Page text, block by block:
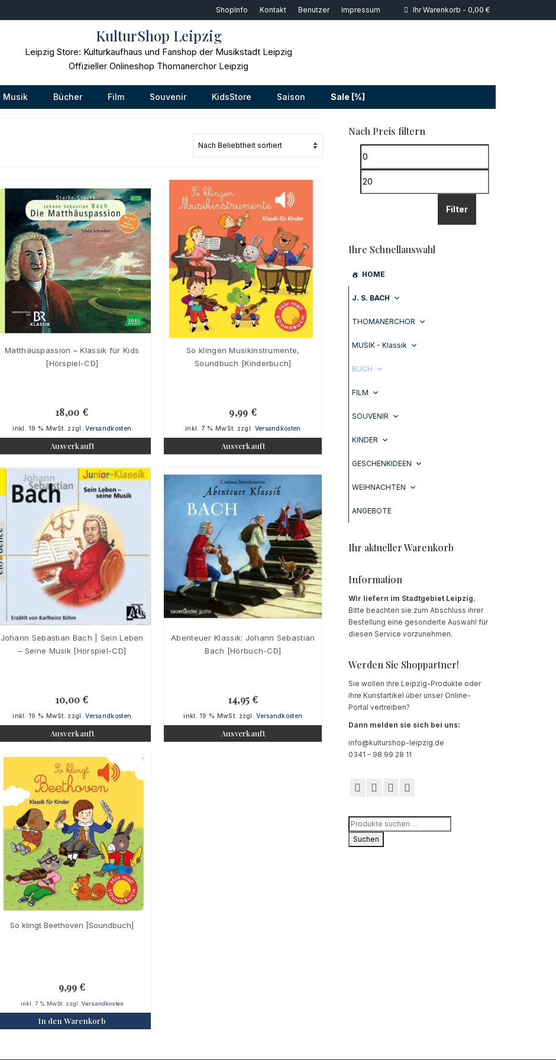
ShopInfo Kontakt Benutzer Impressum Ihr Warenkorb - 0,00 €
KulturShop Leipzig
Leipzig Store: Kulturkaufhaus und Fanshop der Musikstadt Leipzig
Offizieller Onlineshop Thomanerchor Leipzig
Musik Bücher Film Souvenir KidsStore Saison Sale [%]
Matthäuspassion – Klassik für Kids
[Hörspiel-CD]
18,00 €
inkl. 19 % MwSt. zzgl.Versandkosten
Ausverkauft
So klingen Musikinstrumente,
Soundbuch [Kinderbuch]
9,99 €
inkl. 7 % MwSt. zzgl. Versandkosten
Ausverkauft
Johann Sebastian Bach | Sein Leben
– Seine Musik [Hörspiel-CD]
10,00 €
inkl. 19 % MwSt. zzgl.Versandkosten
Ausverkauft
Abenteuer Klassik: Johann Sebastian
Bach [Hörbuch-CD]
14,95 €
inkl. 19 % MwSt. zzgl.Versandkosten
Ausverkauft
So klingt Beethoven [Soundbuch]
9,99 €
inkl. 7 % MwSt. zzgl. Versandkosten
In den Warenkorb
Nach Preis filtern
Min.
Max.
Filter
Ihre Schnellauswahl
HOME
J. S. BACH
THOMANERCHOR
MUSIK - Klassik
BUCH
FILM
SOUVENIR
KINDER
GESCHENKIDEEN
WEIHNACHTEN
ANGEBOTE
Ihr aktueller Warenkorb
Information
Wir liefern im Stadtgebiet Leipzig.
Bitte beachten sie zum Abschluss ihrer
Bestellung eine gesonderte Auswahl für
diesen Service vorzunehmen.
Werden Sie Shoppartner!
Sie wollen ihre Leipzig-Produkte oder
ihre Kunstartikel über unser Online-
Portal vertreiben?
Dann melden sie sich bei uns:
info@kulturshop-leipzig.de
0341 – 98 99 28 11
Suchen
nach:
Suchen